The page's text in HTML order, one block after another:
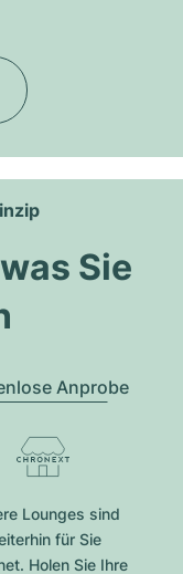
Sie
Anprobe
Lounges sind
für Sie
Holen Sie Ihre